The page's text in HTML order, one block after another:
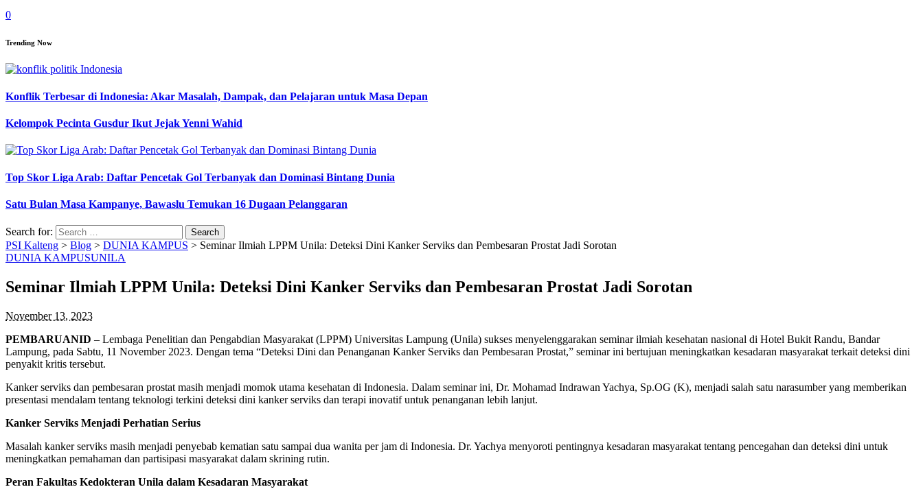
0
Trending Now
Konflik Terbesar di Indonesia: Akar Masalah, Dampak, dan Pelajaran untuk Masa Depan
Kelompok Pecinta Gusdur Ikut Jejak Yenni Wahid
Top Skor Liga Arab: Daftar Pencetak Gol Terbanyak dan Dominasi Bintang Dunia
Satu Bulan Masa Kampanye, Bawaslu Temukan 16 Dugaan Pelanggaran
Search for:
PSI Kalteng > Blog > DUNIA KAMPUS > Seminar Ilmiah LPPM Unila: Deteksi Dini Kanker Serviks dan Pembesaran Prostat Jadi Sorotan
DUNIA KAMPUSUNILA
Seminar Ilmiah LPPM Unila: Deteksi Dini Kanker Serviks dan Pembesaran Prostat Jadi Sorotan
November 13, 2023
PEMBARUANID – Lembaga Penelitian dan Pengabdian Masyarakat (LPPM) Universitas Lampung (Unila) sukses menyelenggarakan seminar ilmiah kesehatan nasional di Hotel Bukit Randu, Bandar
Lampung, pada Sabtu, 11 November 2023. Dengan tema “Deteksi Dini dan Penanganan Kanker Serviks dan Pembesaran Prostat,” seminar ini bertujuan meningkatkan kesadaran masyarakat terkait deteksi dini
penyakit kritis tersebut.
Kanker serviks dan pembesaran prostat masih menjadi momok utama kesehatan di Indonesia. Dalam seminar ini, Dr. Mohamad Indrawan Yachya, Sp.OG (K), menjadi salah satu narasumber yang memberikan
presentasi mendalam tentang teknologi terkini deteksi dini kanker serviks dan terapi inovatif untuk penanganan lebih lanjut.
Kanker Serviks Menjadi Perhatian Serius
Masalah kanker serviks masih menjadi penyebab kematian satu sampai dua wanita per jam di Indonesia. Dr. Yachya menyoroti pentingnya kesadaran masyarakat tentang pencegahan dan deteksi dini untuk
meningkatkan pemahaman dan partisipasi masyarakat dalam skrining rutin.
Peran Fakultas Kedokteran Unila dalam Kesadaran Masyarakat